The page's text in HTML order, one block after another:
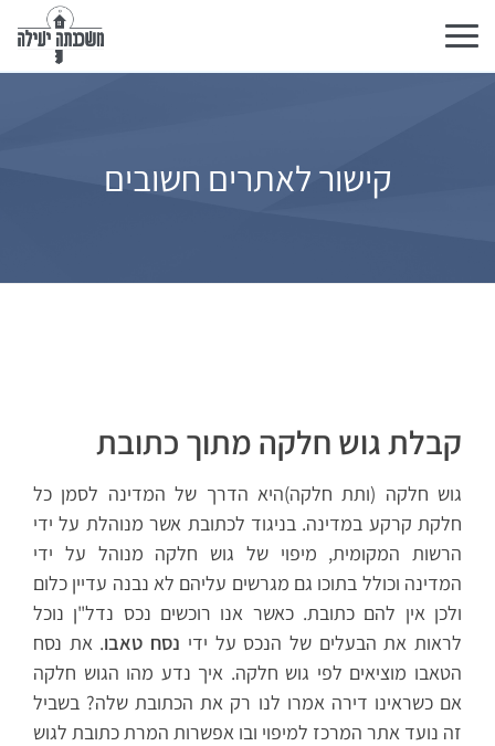
Toggle
navigation
קישור לאתרים חשובים
קבלת גוש חלקה מתוך כתובת
גוש חלקה (ותת חלקה)היא הדרך של המדינה לסמן כל
חלקת קרקע במדינה. בניגוד לכתובת אשר מנוהלת על ידי
הרשות המקומית, מיפוי של גוש חלקה מנוהל על ידי
המדינה וכולל בתוכו גם מגרשים עליהם לא נבנה עדיין כלום
ולכן אין להם כתובת. כאשר אנו רוכשים נכס נדל"ן נוכל
לראות את הבעלים של הנכס על ידי נסח טאבו. את נסח
הטאבו מוציאים לפי גוש חלקה. איך נדע מהו הגוש חלקה
אם כשראינו דירה אמרו לנו רק את הכתובת שלה? בשביל
זה נועד אתר המרכז למיפוי ובו אפשרות המרת כתובת לגוש